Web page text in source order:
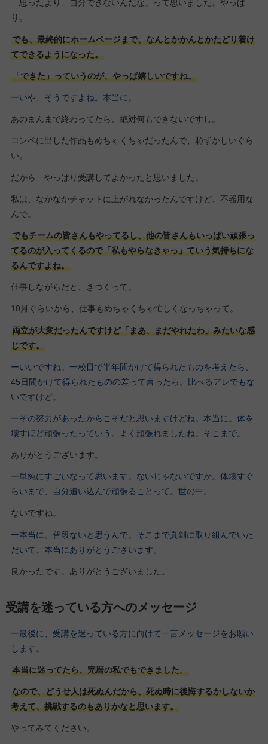
「思ったより、自分できないんだな」って思いました。やっぱ
り。
でも、最終的にホームページまで、なんとかかんとかたどり着け
てできるようになった。
「できた」っていうのが、やっぱ嬉しいですね。
ーいや、そうですよね。本当に。
あのまんまで終わってたら、絶対何もできないですし。
コンペに出した作品もめちゃくちゃだったんで、恥ずかしいぐら
い。
だから、やっぱり受講してよかったと思いました。
私は、なかなかチャットに上がれなかったんですけど、不器用な
んで。
でもチームの皆さんもやってるし、他の皆さんもいっぱい頑張っ
てるのが入ってくるので「私もやらなきゃっ」ていう気持ちにな
るんですよね。
仕事しながらだと、きつくって。
10月ぐらいから、仕事もめちゃくちゃ忙しくなっちゃって。
両立が大変だったんですけど「まあ、まだやれたわ」みたいな感
じです。
ーいいですね。一校目で半年間かけて得られたものを考えたら、
45日間かけて得られたものの差って言ったら。比べるアレでもな
いですけど。
ーその努力があったからこそだと思いますけどね。本当に。体を
壊すほど頑張ったっていう。よく頑張れましたね。そこまで。
ありがとうございます。
ー単純にすごいなって思います。ないじゃないですか。体壊すぐ
らいまで、自分追い込んで頑張ることって。世の中。
ないですね。
ー本当に、普段ないと思うんで。そこまで真剣に取り組んでいた
だいて、本当にありがとうございます。
良かったです。ありがとうございました。
受講を迷っている方へのメッセージ
ー最後に、受講を迷っている方に向けて一言メッセージをお願い
します。
本当に迷ってたら、完暦の私でもできました。
なので、どうせ人は死ぬんだから、死ぬ時に後悔するかしないか
考えて、挑戦するのもありかなと思います。
やってみてください。